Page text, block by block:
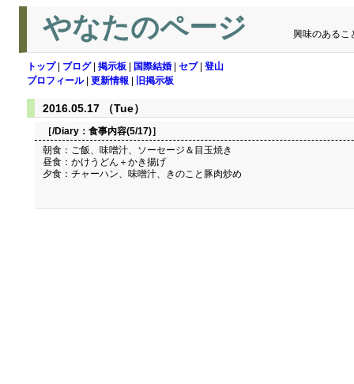
やなたのページ 興味のあるこ
トップ| ブログ| 掲示板 国際結婚 セブ| 登山
プロフィール| 更新情報 旧掲示板
2016.05.17 （Tue）
［/Diary： 食事内容(5/17)］
朝食：ご飯、味噌汁、ソーセージ＆目玉焼き
昼食：かけうどん＋かき揚げ
夕食：チャーハン、味噌汁、きのこと豚肉炒め